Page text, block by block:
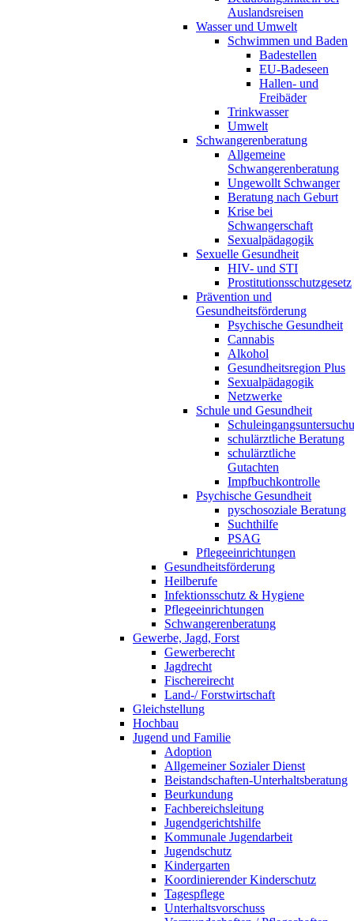
Auslandsreisen
Wasser und Umwelt
Schwimmen und Baden
Badestellen
EU-Badeseen
Hallen- und
Freibäder
Trinkwasser
Umwelt
Schwangerenberatung
Allgemeine
Schwangerenberatung
Ungewollt Schwanger
Beratung nach Geburt
Krise bei
Schwangerschaft
Sexualpädagogik
Sexuelle Gesundheit
HIV- und STI
Prostitutionsschutzgesetz
Prävention und
Gesundheitsförderung
Psychische Gesundheit
Cannabis
Alkohol
Gesundheitsregion Plus
Sexualpädagogik
Netzwerke
Schule und Gesundheit
schulärztliche Beratung
schulärztliche
Gutachten
Impfbuchkontrolle
Psychische Gesundheit
pyschosoziale Beratung
Suchthilfe
PSAG
Pflegeeinrichtungen
Gesundheitsförderung
Heilberufe
Infektionsschutz & Hygiene
Pflegeeinrichtungen
Schwangerenberatung
Gewerbe, Jagd, Forst
Gewerberecht
Jagdrecht
Fischereirecht
Land-/ Forstwirtschaft
Gleichstellung
Hochbau
Jugend und Familie
Adoption
Allgemeiner Sozialer Dienst
Beistandschaften-Unterhaltsberatung
Beurkundung
Fachbereichsleitung
Jugendgerichtshilfe
Kommunale Jugendarbeit
Jugendschutz
Kindergarten
Koordinierender Kinderschutz
Tagespflege
Unterhaltsvorschuss